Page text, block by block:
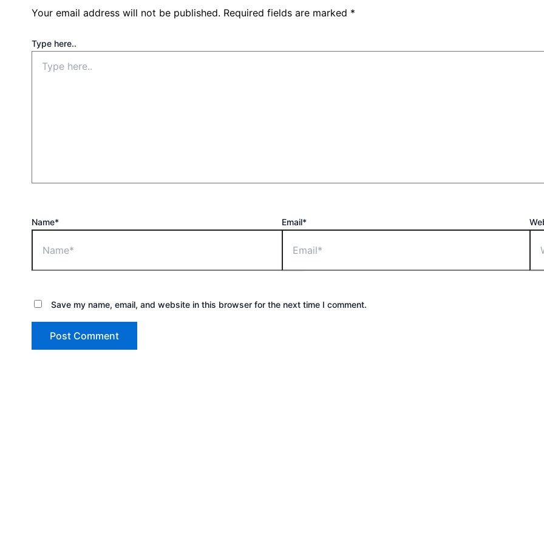
Your email address will not be published. Required fields are marked *
Type here..
Name* Email*
Save my name, email, and website in this browser for the next time I comment.